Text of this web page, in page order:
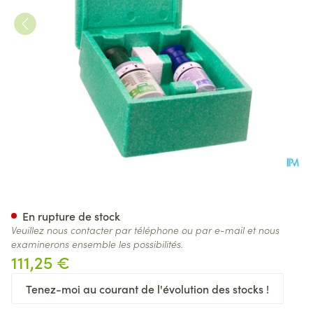
111,25 €
Tenez-moi au courant de l'évolution des stocks !
En rupture de stock
Veuillez nous contacter par téléphone ou par e-mail et nous
examinerons ensemble les possibilités.